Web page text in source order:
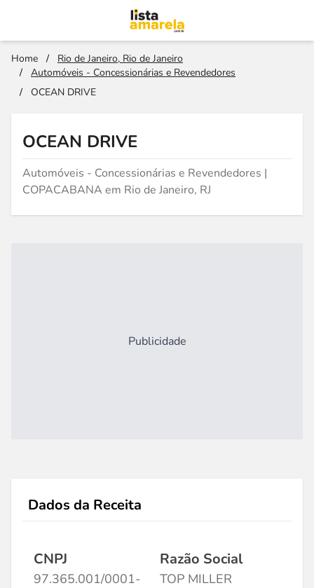
Home /
Rio de Janeiro, Rio de Janeiro
/
Automóveis - Concessionárias e Revendedores
/
OCEAN DRIVE
OCEAN DRIVE
Automóveis - Concessionárias e Revendedores |
COPACABANA em Rio de Janeiro, RJ
Publicidade
Dados da Receita
CNPJ
97.365.001/0001-
Razão Social
TOP MILLER